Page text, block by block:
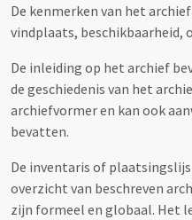
De kenmerken van het
vindplaats, beschikbaarheid,
De inleiding op het archief
de geschiedenis van het
archiefvormer en kan ook
bevatten.
De inventaris of
overzicht van beschreven
zijn formeel en globaal. Het